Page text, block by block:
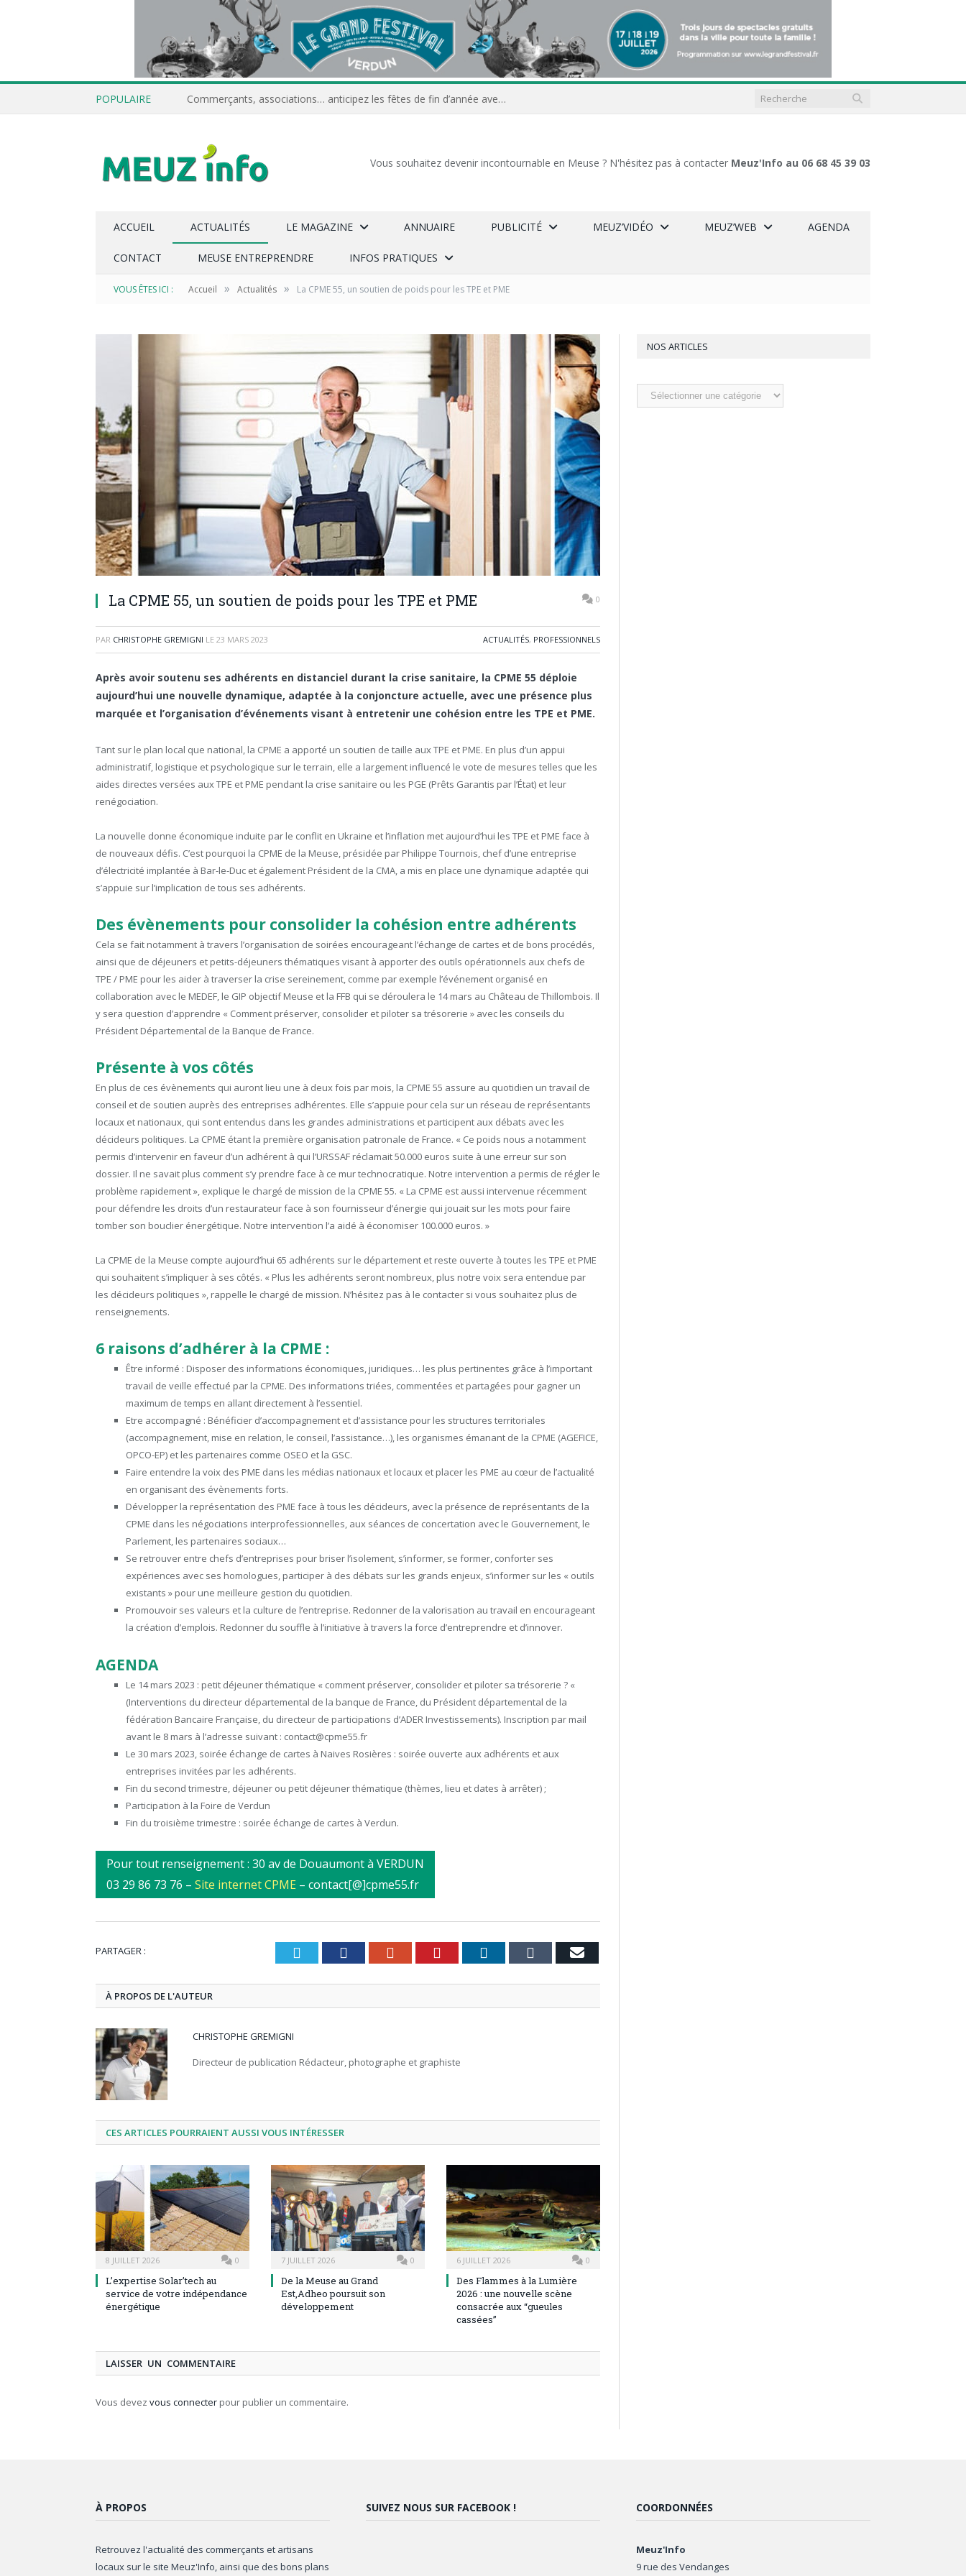
POPULAIRE Commerçants, associations… anticipez les fêtes de fin d’année avec Meuz’Info
Vous souhaitez devenir incontournable en Meuse ? N'hésitez pas à contacter Meuz'Info au 06 68 45 39 03
ACCUEIL ACTUALITÉS LE MAGAZINE ANNUAIRE PUBLICITÉ MEUZ’VIDÉO MEUZ’WEB AGENDA
CONTACT MEUSE ENTREPRENDRE INFOS PRATIQUES
VOUS ÊTES ICI : Accueil » Actualités » La CPME 55, un soutien de poids pour les TPE et PME
La CPME 55, un soutien de poids pour les TPE et PME 0
PAR CHRISTOPHE GREMIGNI LE 23 MARS 2023 ACTUALITÉS, PROFESSIONNELS
Après avoir soutenu ses adhérents en distanciel durant la crise sanitaire, la CPME 55 déploie
aujourd’hui une nouvelle dynamique, adaptée à la conjoncture actuelle, avec une présence plus
marquée et l’organisation d’événements visant à entretenir une cohésion entre les TPE et PME.
Tant sur le plan local que national, la CPME a apporté un soutien de taille aux TPE et PME. En plus d’un appui
administratif, logistique et psychologique sur le terrain, elle a largement influencé le vote de mesures telles que les
aides directes versées aux TPE et PME pendant la crise sanitaire ou les PGE (Prêts Garantis par l’État) et leur
renégociation.
La nouvelle donne économique induite par le conflit en Ukraine et l’inflation met aujourd’hui les TPE et PME face à
de nouveaux défis. C’est pourquoi la CPME de la Meuse, présidée par Philippe Tournois, chef d’une entreprise
d’électricité implantée à Bar-le-Duc et également Président de la CMA, a mis en place une dynamique adaptée qui
s’appuie sur l’implication de tous ses adhérents.
Des évènements pour consolider la cohésion entre adhérents
Cela se fait notamment à travers l’organisation de soirées encourageant l’échange de cartes et de bons procédés,
ainsi que de déjeuners et petits-déjeuners thématiques visant à apporter des outils opérationnels aux chefs de
TPE / PME pour les aider à traverser la crise sereinement, comme par exemple l’événement organisé en
collaboration avec le MEDEF, le GIP objectif Meuse et la FFB qui se déroulera le 14 mars au Château de Thillombois. Il
y sera question d’apprendre « Comment préserver, consolider et piloter sa trésorerie » avec les conseils du
Président Départemental de la Banque de France.
Présente à vos côtés
En plus de ces évènements qui auront lieu une à deux fois par mois, la CPME 55 assure au quotidien un travail de
conseil et de soutien auprès des entreprises adhérentes. Elle s’appuie pour cela sur un réseau de représentants
locaux et nationaux, qui sont entendus dans les grandes administrations et participent aux débats avec les
décideurs politiques. La CPME étant la première organisation patronale de France. « Ce poids nous a notamment
permis d’intervenir en faveur d’un adhérent à qui l’URSSAF réclamait 50.000 euros suite à une erreur sur son
dossier. Il ne savait plus comment s’y prendre face à ce mur technocratique. Notre intervention a permis de régler le
problème rapidement », explique le chargé de mission de la CPME 55. « La CPME est aussi intervenue récemment
pour défendre les droits d’un restaurateur face à son fournisseur d’énergie qui jouait sur les mots pour faire
tomber son bouclier énergétique. Notre intervention l’a aidé à économiser 100.000 euros. »
La CPME de la Meuse compte aujourd’hui 65 adhérents sur le département et reste ouverte à toutes les TPE et PME
qui souhaitent s’impliquer à ses côtés. « Plus les adhérents seront nombreux, plus notre voix sera entendue par
les décideurs politiques », rappelle le chargé de mission. N’hésitez pas à le contacter si vous souhaitez plus de
renseignements.
6 raisons d’adhérer à la CPME :
Être informé : Disposer des informations économiques, juridiques… les plus pertinentes grâce à l’important
travail de veille effectué par la CPME. Des informations triées, commentées et partagées pour gagner un
maximum de temps en allant directement à l’essentiel.
Etre accompagné : Bénéficier d’accompagnement et d’assistance pour les structures territoriales
(accompagnement, mise en relation, le conseil, l’assistance…), les organismes émanant de la CPME (AGEFICE,
OPCO-EP) et les partenaires comme OSEO et la GSC.
Faire entendre la voix des PME dans les médias nationaux et locaux et placer les PME au cœur de l’actualité
en organisant des évènements forts.
Développer la représentation des PME face à tous les décideurs, avec la présence de représentants de la
CPME dans les négociations interprofessionnelles, aux séances de concertation avec le Gouvernement, le
Parlement, les partenaires sociaux…
Se retrouver entre chefs d’entreprises pour briser l’isolement, s’informer, se former, conforter ses
expériences avec ses homologues, participer à des débats sur les grands enjeux, s’informer sur les « outils
existants » pour une meilleure gestion du quotidien.
Promouvoir ses valeurs et la culture de l’entreprise. Redonner de la valorisation au travail en encourageant
la création d’emplois. Redonner du souffle à l’initiative à travers la force d’entreprendre et d’innover.
AGENDA
Le 14 mars 2023 : petit déjeuner thématique « comment préserver, consolider et piloter sa trésorerie ? «
(Interventions du directeur départemental de la banque de France, du Président départemental de la
fédération Bancaire Française, du directeur de participations d’ADER Investissements). Inscription par mail
avant le 8 mars à l’adresse suivant : contact@cpme55.fr
Le 30 mars 2023, soirée échange de cartes à Naives Rosières : soirée ouverte aux adhérents et aux
entreprises invitées par les adhérents.
Fin du second trimestre, déjeuner ou petit déjeuner thématique (thèmes, lieu et dates à arrêter) ;
Participation à la Foire de Verdun
Fin du troisième trimestre : soirée échange de cartes à Verdun.
Pour tout renseignement : 30 av de Douaumont à VERDUN
03 29 86 73 76 – Site internet CPME – contact[@]cpme55.fr
PARTAGER : TwitterFacebookGoogle+Pinterest
LinkedInTumblrEmail
À PROPOS DE L'AUTEUR
CHRISTOPHE GREMIGNI
Directeur de publication Rédacteur, photographe et graphiste
CES ARTICLES POURRAIENT AUSSI VOUS INTÉRESSER
8 JUILLET 2026 0
L’expertise Solar’tech au
service de votre indépendance
énergétique
7 JUILLET 2026 0
De la Meuse au Grand
Est,Adheo poursuit son
développement
6 JUILLET 2026 0
Des Flammes à la Lumière
2026 : une nouvelle scène
consacrée aux “gueules
cassées”
LAISSER UN COMMENTAIRE
Vous devez vous connecter pour publier un commentaire.
NOS ARTICLES
Nos
articles
À PROPOS
Retrouvez l'actualité des commerçants et artisans
locaux sur le site Meuz'Info, ainsi que des bons plans
SUIVEZ NOUS SUR FACEBOOK ! COORDONNÉES
Meuz'Info
9 rue des Vendanges